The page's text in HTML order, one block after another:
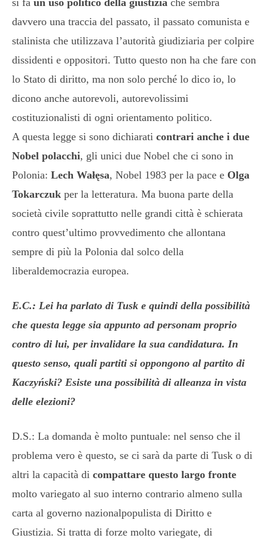
davvero una traccia del passato, il passato comunista e
stalinista che utilizzava l’autorità giudiziaria per colpire
dissidenti e oppositori. Tutto questo non ha che fare con
lo Stato di diritto, ma non solo perché lo dico io, lo
dicono anche autorevoli, autorevolissimi
costituzionalisti di ogni orientamento politico.
A questa legge si sono dichiarati contrari anche i due
Nobel polacchi, gli unici due Nobel che ci sono in
Polonia: Lech Wałęsa, Nobel 1983 per la pace e Olga
Tokarczuk per la letteratura. Ma buona parte della
società civile soprattutto nelle grandi città è schierata
contro quest’ultimo provvedimento che allontana
sempre di più la Polonia dal solco della
liberaldemocrazia europea.
E.C.: Lei ha parlato di Tusk e quindi della possibilità
che questa legge sia appunto ad personam proprio
contro di lui, per invalidare la sua candidatura. In
questo senso, quali partiti si oppongono al partito di
Kaczyński? Esiste una possibilità di alleanza in vista
delle elezioni?
D.S.: La domanda è molto puntuale: nel senso che il
problema vero è questo, se ci sarà da parte di Tusk o di
altri la capacità di compattare questo largo fronte
molto variegato al suo interno contrario almeno sulla
carta al governo nazionalpopulista di Diritto e
Giustizia. Si tratta di forze molto variegate, di